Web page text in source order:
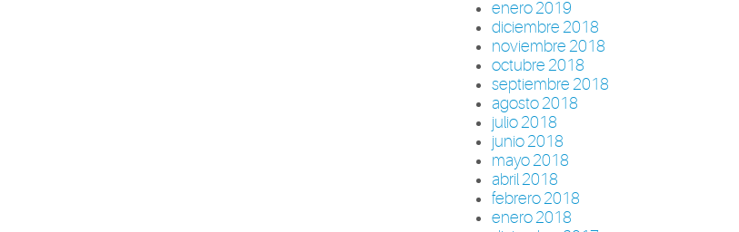
enero 2019
diciembre 2018
noviembre 2018
octubre 2018
septiembre 2018
agosto 2018
julio 2018
junio 2018
mayo 2018
abril 2018
febrero 2018
enero 2018